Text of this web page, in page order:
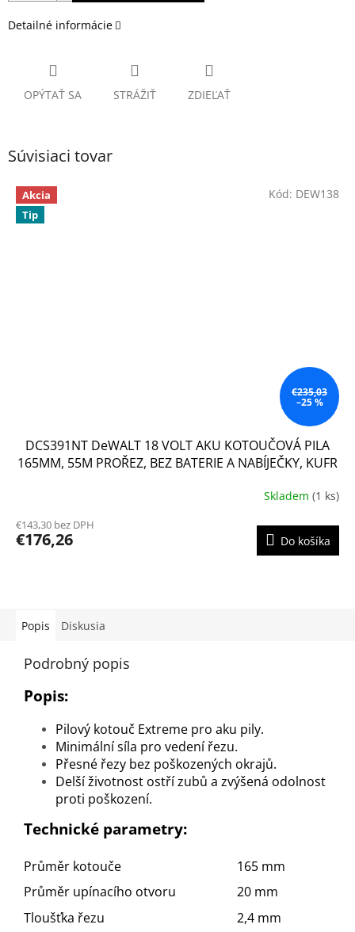
Detailné informácie
OPÝTAŤ SA STRÁŽIŤ ZDIEĽAŤ
Súvisiaci tovar
Akcia
Tip
€235,03
–25 %
DCS391NT DeWALT 18 VOLT AKU KOTOUČOVÁ PILA
165MM, 55M PROŘEZ, BEZ BATERIE A NABÍJEČKY, KUFR
produktu
je
Skladem(1 ks)
€143,30 bez DPH
€176,26 Do košíka
Kód: DEW138
Popis Diskusia
Podrobný popis
Popis:
Pilový kotouč Extreme pro aku pily.
Minimální síla pro vedení řezu.
Přesné řezy bez poškozených okrajů.
Delší životnost ostří zubů a zvýšená odolnost
proti poškození.
Technické parametry:
Průměr kotouče
165 mm
Průměr upínacího otvoru
20 mm
Tloušťka řezu
2,4 mm